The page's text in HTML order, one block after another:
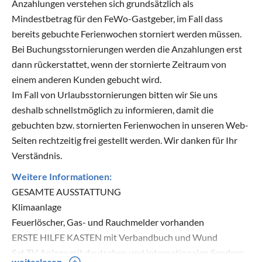
Anzahlungen verstehen sich grundsätzlich als
Mindestbetrag für den FeWo-Gastgeber, im Fall dass
bereits gebuchte Ferienwochen storniert werden müssen.
Bei Buchungsstornierungen werden die Anzahlungen erst
dann rückerstattet, wenn der stornierte Zeitraum von
einem anderen Kunden gebucht wird.
Im Fall von Urlaubsstornierungen bitten wir Sie uns
deshalb schnellstmöglich zu informieren, damit die
gebuchten bzw. stornierten Ferienwochen in unseren Web-
Seiten rechtzeitig frei gestellt werden. Wir danken für Ihr
Verständnis.
Weitere Informationen:
GESAMTE AUSSTATTUNG
Klimaanlage
Feuerlöscher, Gas- und Rauchmelder vorhanden
ERSTE HILFE KASTEN mit Verbandbuch und Wund
Sat TV Anlage mit deutschen und internationalen Sendern